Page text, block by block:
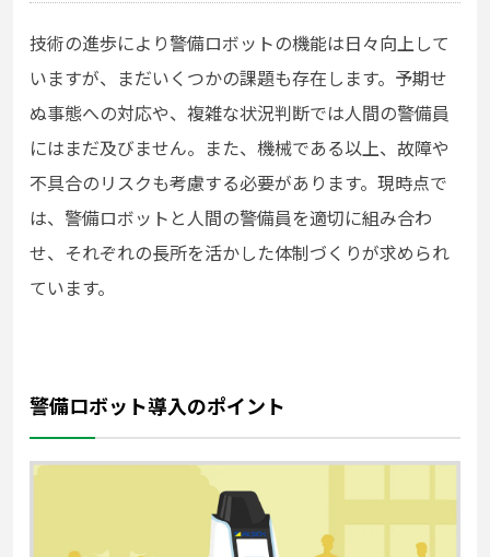
技術の進歩により警備ロボットの機能は日々向上して
いますが、まだいくつかの課題も存在します。予期せ
ぬ事態への対応や、複雑な状況判断では人間の警備員
にはまだ及びません。また、機械である以上、故障や
不具合のリスクも考慮する必要があります。現時点で
は、警備ロボットと人間の警備員を適切に組み合わ
せ、それぞれの長所を活かした体制づくりが求められ
ています。
警備ロボット導入のポイント